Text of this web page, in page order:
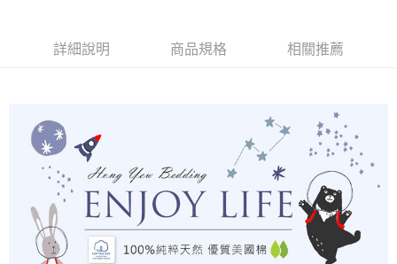
ATM／網路銀行／等多元方式進行付款，方視為交易完成。
※ 請注意：結帳手續完成當下不需立刻繳費，但若您需要取消訂單，請聯絡
是否繳費成功／繳費後需取消欲退款等相關疑問，請聯繫「AFTEE先享後付
客戶支援中心」https://netprotections.freshdesk.com/support/home
【注意事項】
１．透過由恩沛科技股份有限公司提供之「AFTEE先享後付」服務完成之交
易，需依本服務之必要範圍內提供個人資料，並將交易相關給付款項請求債
權轉讓予恩沛科技股份有限公司。
２．關於個人資料處理事宜，請瀏覽以下網址：
https://aftee.tw/terms/#terms3
7-11取貨付款
每筆NT$60，滿NT$499(含以上)免運費
每筆NT$100，滿NT$499(含以上)免運費
離島宅配
每筆NT$100，滿NT$499(含以上)免運費
詳細說明 商品規格 相關推薦